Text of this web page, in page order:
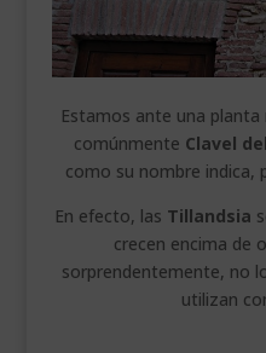
Estamos ante una
comúnmente Clavel
como su nombre indica,
En efecto, las Tillandsia
crecen encima de
sorprendentemente, no
utilizan